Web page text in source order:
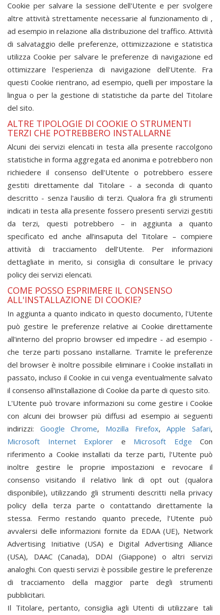
Cookie per salvare la sessione dell'Utente e per svolgere
altre attività strettamente necessarie al funzionamento di ,
ad esempio in relazione alla distribuzione del traffico. Attività
di salvataggio delle preferenze, ottimizzazione e statistica
utilizza Cookie per salvare le preferenze di navigazione ed
ottimizzare l'esperienza di navigazione dell'Utente. Fra
questi Cookie rientrano, ad esempio, quelli per impostare la
lingua o per la gestione di statistiche da parte del Titolare
del sito.
ALTRE TIPOLOGIE DI COOKIE O STRUMENTI
TERZI CHE POTREBBERO INSTALLARNE
Alcuni dei servizi elencati in testa alla presente raccolgono
statistiche in forma aggregata ed anonima e potrebbero non
richiedere il consenso dell'Utente o potrebbero essere
gestiti direttamente dal Titolare - a seconda di quanto
descritto - senza l'ausilio di terzi. Qualora fra gli strumenti
indicati in testa alla presente fossero presenti servizi gestiti
da terzi, questi potrebbero – in aggiunta a quanto
specificato ed anche all’insaputa del Titolare – compiere
attività di tracciamento dell’Utente. Per informazioni
dettagliate in merito, si consiglia di consultare le privacy
policy dei servizi elencati.
COME POSSO ESPRIMERE IL CONSENSO
ALL'INSTALLAZIONE DI COOKIE?
In aggiunta a quanto indicato in questo documento, l'Utente
può gestire le preferenze relative ai Cookie direttamente
all'interno del proprio browser ed impedire - ad esempio -
che terze parti possano installarne. Tramite le preferenze
del browser è inoltre possibile eliminare i Cookie installati in
passato, incluso il Cookie in cui venga eventualmente salvato
il consenso all'installazione di Cookie da parte di questo sito.
L'Utente può trovare informazioni su come gestire i Cookie
con alcuni dei browser più diffusi ad esempio ai seguenti
indirizzi: Google Chrome, Mozilla Firefox,Apple Safari,
Microsoft Internet Explorer e Microsoft Edge Con
riferimento a Cookie installati da terze parti, l'Utente può
inoltre gestire le proprie impostazioni e revocare il
consenso visitando il relativo link di opt out (qualora
disponibile), utilizzando gli strumenti descritti nella privacy
policy della terza parte o contattando direttamente la
stessa. Fermo restando quanto precede, l’Utente può
avvalersi delle informazioni fornite da EDAA (UE), Network
Advertising Initiative (USA) e Digital Advertising Alliance
(USA), DAAC (Canada), DDAI (Giappone) o altri servizi
analoghi. Con questi servizi è possibile gestire le preferenze
di tracciamento della maggior parte degli strumenti
pubblicitari.
Il Titolare, pertanto, consiglia agli Utenti di utilizzare tali